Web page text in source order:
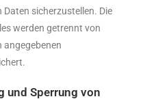
sicherzustellen. Die
werden getrennt von
angegebenen
und Sperrung von